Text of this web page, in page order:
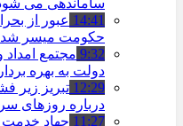
ساماندهی می
14:41 عبور از
حکومت میسر شد
9:32 مجتمع امداد
دولت به بهره
12:29 تبریز زیر
درباره روزهای
11:27 جهاد خدمت